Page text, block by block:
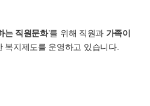
는 직원문화’를 위해 직원과 가족이
복지제도를 운영하고 있습니다.